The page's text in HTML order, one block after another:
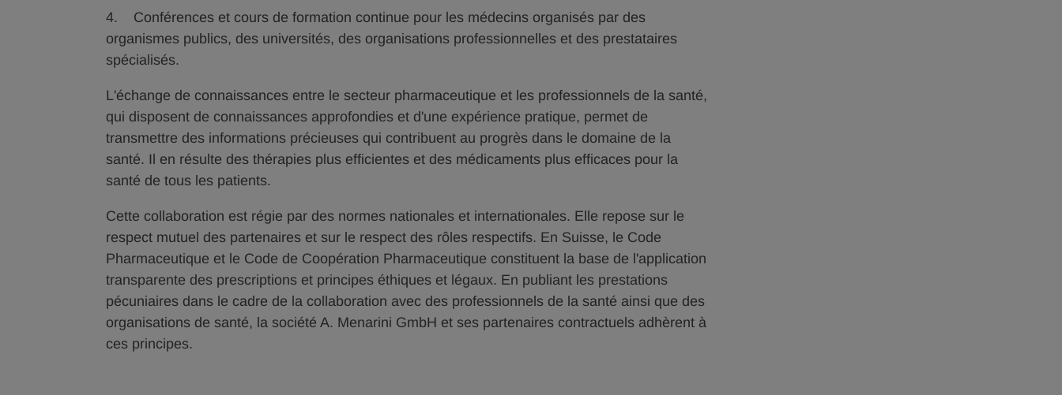
4. Conférences et cours de formation continue pour les médecins organisés par des
organismes publics, des universités, des organisations professionnelles et des prestataires
spécialisés.
L'échange de connaissances entre le secteur pharmaceutique et les professionnels de la santé,
qui disposent de connaissances approfondies et d'une expérience pratique, permet de
transmettre des informations précieuses qui contribuent au progrès dans le domaine de la
santé. Il en résulte des thérapies plus efficientes et des médicaments plus efficaces pour la
santé de tous les patients.
Cette collaboration est régie par des normes nationales et internationales. Elle repose sur le
respect mutuel des partenaires et sur le respect des rôles respectifs. En Suisse, le Code
Pharmaceutique et le Code de Coopération Pharmaceutique constituent la base de l'application
transparente des prescriptions et principes éthiques et légaux. En publiant les prestations
pécuniaires dans le cadre de la collaboration avec des professionnels de la santé ainsi que des
organisations de santé, la société A. Menarini GmbH et ses partenaires contractuels adhèrent à
ces principes.